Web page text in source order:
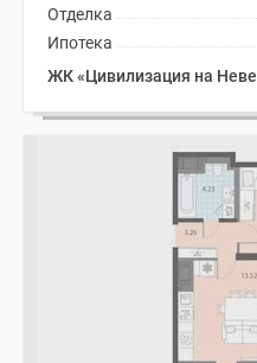
Отделка
Ипотека
ЖК «Цивилизация на